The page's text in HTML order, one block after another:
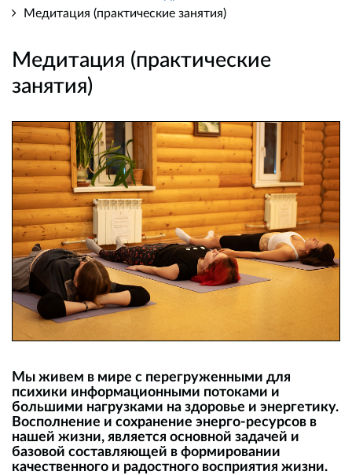
Медитация (практические занятия)
Медитация (практические
занятия)
Мы живем в мире с перегруженными для
психики информационными потоками и
большими нагрузками на здоровье и энергетику.
Восполнение и сохранение энерго-ресурсов в
нашей жизни, является основной задачей и
базовой составляющей в формировании
качественного и радостного восприятия жизни.